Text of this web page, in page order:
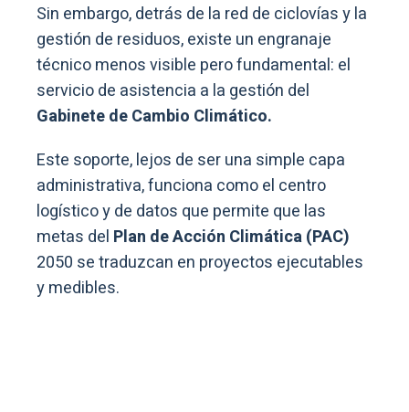
Sin embargo, detrás de la red de ciclovías y la
gestión de residuos, existe un engranaje
técnico menos visible pero fundamental: el
servicio de asistencia a la gestión del
Gabinete de Cambio Climático.
Este soporte, lejos de ser una simple capa
administrativa, funciona como el centro
logístico y de datos que permite que las
metas del Plan de Acción Climática (PAC)
2050 se traduzcan en proyectos ejecutables
y medibles.